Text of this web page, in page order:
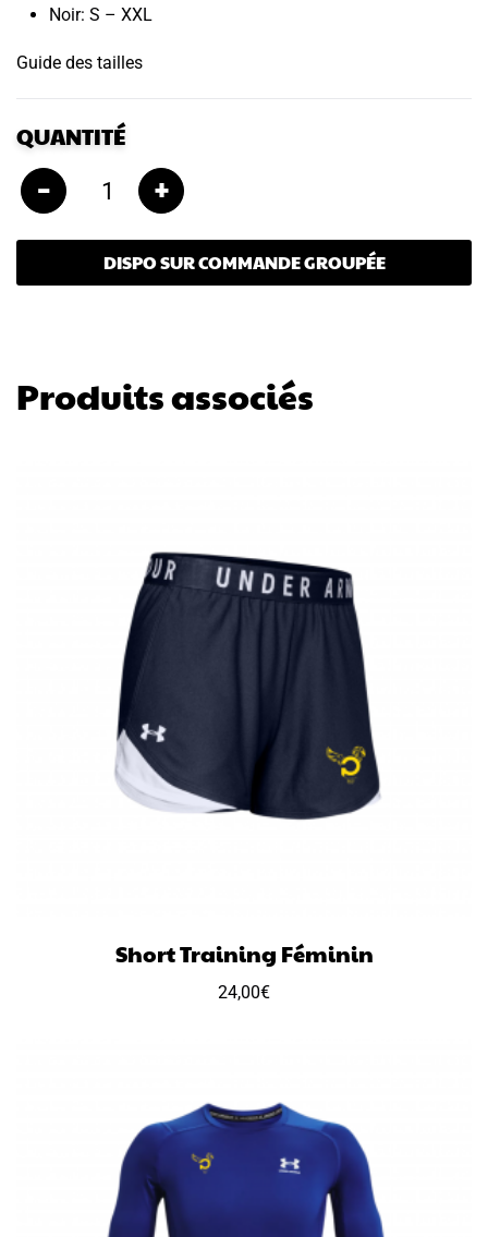
Noir: S – XXL
Guide des tailles
QUANTITÉ
– +
DISPO SUR COMMANDE GROUPÉE
Produits associés
Short Training Féminin
24,00€